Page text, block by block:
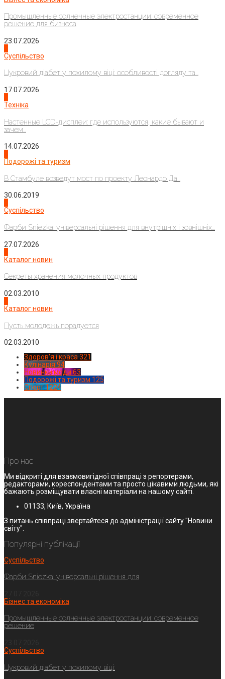
Промышленные солнечные электростанции: современное
решение для бизнеса
23.07.2026
Суспільство
Цукровий діабет у похилому віці: особливості догляду та...
17.07.2026
Техніка
Настенные LCD-дисплеи: где используются, какие бывают и
зачем...
14.07.2026
Подорожі та туризм
В Стамбуле возведут мост по проекту Леонардо Да...
30.06.2019
Суспільство
Фарби Sniezka: універсальні рішення для внутрішніх і зовнішніх...
27.07.2026
Каталог новин
Секреты хранения молочных продуктов
02.03.2010
Каталог новин
Пусть молодежь порадуется
02.03.2010
Здоров'я і краса 321
Кулінарія 94
Новинки моди 63
Подорожі та туризм 125
Спорт1224
Про нас
Ми відкриті для взаємовигідної співпраці з репортерами,
редакторами, кореспондентами та просто цікавими людьми, які
бажають розміщувати власні матеріали на нашому сайті.
01133, Київ, Україна
З питань співпраці звертайтеся до адміністрації сайту "Новини
світу".
Популярні публікації
Суспільство
Фарби Sniezka: універсальні рішення для
Бізнес та економіка
Промышленные солнечные электростанции: современное
решение
Суспільство
Цукровий діабет у похилому віці: